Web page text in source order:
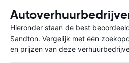
Hieronder staan de best
Sandton. Vergelijk met één
en prijzen van deze